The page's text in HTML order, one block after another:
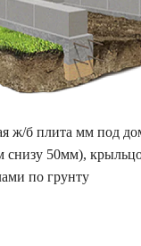
ж/б плита мм под
снизу 50мм),
по грунту